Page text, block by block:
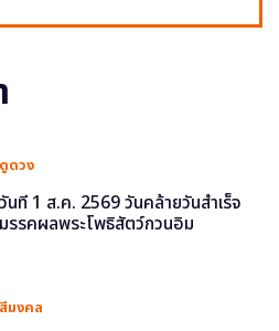
ดูดวง
วันที่ 1 ส.ค. 2569 วันคล้ายวันสำเร็จ
มรรคผลพระโพธิสัตว์กวนอิม
สีมงคล